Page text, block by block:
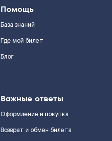
Помощь
База знаний
Где мой билет
Блог
Важные ответы
Оформление и покупка
Возврат и обмен билета